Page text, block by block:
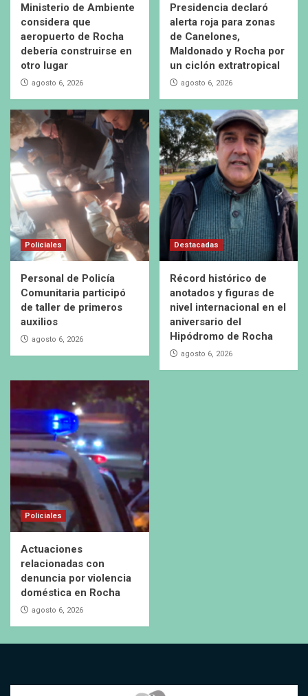
Ministerio de Ambiente
considera que
aeropuerto de Rocha
debería construirse en
otro lugar
agosto 6, 2026
Presidencia declaró
alerta roja para zonas
de Canelones,
Maldonado y Rocha por
un ciclón extratropical
agosto 6, 2026
Policiales
Personal de Policía
Comunitaria participó
de taller de primeros
auxilios
agosto 6, 2026
Destacadas
Récord histórico de
anotados y figuras de
nivel internacional en el
aniversario del
Hipódromo de Rocha
agosto 6, 2026
Policiales
Actuaciones
relacionadas con
denuncia por violencia
doméstica en Rocha
agosto 6, 2026